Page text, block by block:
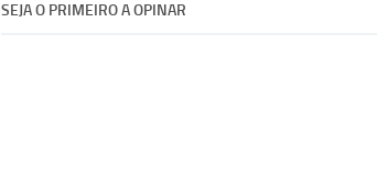
SEJA O PRIMEIRO A OPINAR